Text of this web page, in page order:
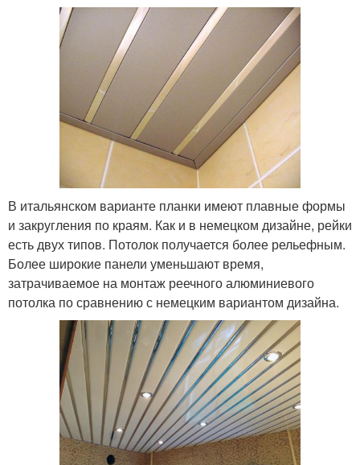
В итальянском варианте планки имеют плавные формы
и закругления по краям. Как и в немецком дизайне, рейки
есть двух типов. Потолок получается более рельефным.
Более широкие панели уменьшают время,
затрачиваемое на монтаж реечного алюминиевого
потолка по сравнению с немецким вариантом дизайна.